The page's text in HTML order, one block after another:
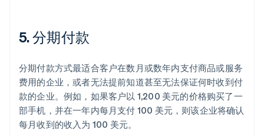
5. 分期付款
分期付款方式最适合客户在数月或数年内支付商品或服务
费用的企业，或者无法提前知道甚至无法保证何时收到付
款的企业。例如，如果客户以 1,200 美元的价格购买了一
部手机，并在一年内每月支付 100 美元，则该企业将确认
每月收到的收入为 100 美元。